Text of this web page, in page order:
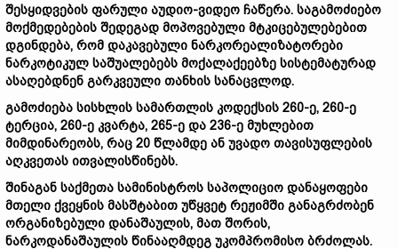
შესყიდვების ფარული აუდიო-ვიდეო ჩაწერა. საგამოძიებო
მოქმედებების შედეგად მოპოვებული მტკიცებულებებით
დგინდება, რომ დაკავებული ნარკორეალიზატორები
ნარკოტიკულ საშუალებებს მოქალაქეებზე სისტემატურად
ასაღებდნენ გარკვეული თანხის სანაცვლოდ.
გამოძიება სისხლის სამართლის კოდექსის 260-ე, 260-ე
ტერცია, 260-ე კვარტა, 265-ე და 236-ე მუხლებით
მიმდინარეობს, რაც 20 წლამდე ან უვადო თავისუფლების
აღკვეთას ითვალისწინებს.
შინაგან საქმეთა სამინისტროს საპოლიციო დანაყოფები
მთელი ქვეყნის მასშტაბით უწყვეტ რეჟიმში განაგრძობენ
ორგანიზებული დანაშაულის, მათ შორის,
ნარკოდანაშაულის წინააღმდეგ უკომპრომისო ბრძოლას.